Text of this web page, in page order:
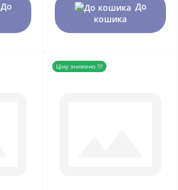
До
До
кошика
Ціну знижено !!!